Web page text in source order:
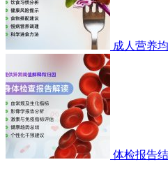
成人营养
体检报告